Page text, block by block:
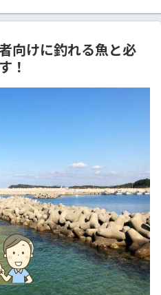
向けに釣れる魚と必
！